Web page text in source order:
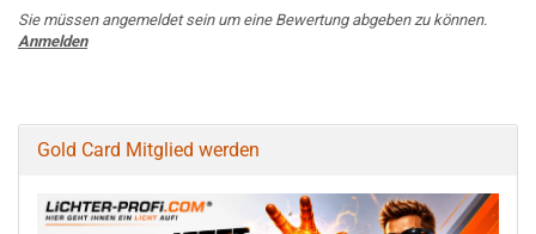
Sie müssen angemeldet sein um eine Bewertung abgeben zu können.
Anmelden
Gold Card Mitglied werden